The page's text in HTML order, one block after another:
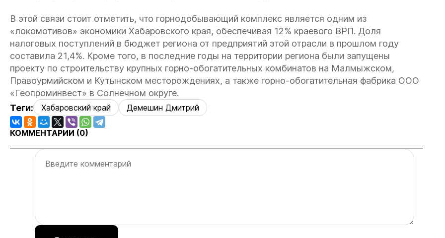
В этой связи стоит отметить, что горнодобывающий комплекс является одним из
«локомотивов» экономики Хабаровского края, обеспечивая 12% краевого ВРП. Доля
налоговых поступлений в бюджет региона от предприятий этой отрасли в прошлом году
составила 21,4%. Кроме того, в последние годы на территории региона были запущены
проекту по строительству крупных горно-обогатительных комбинатов на Малмыжском,
Правоурмийском и Кутынском месторождениях, а также горно-обогатительная фабрика ООО
«Геопроминвест» в Солнечном округе.
Теги:
Хабаровский край Демешин Дмитрий
КОММЕНТАРИИ (0)